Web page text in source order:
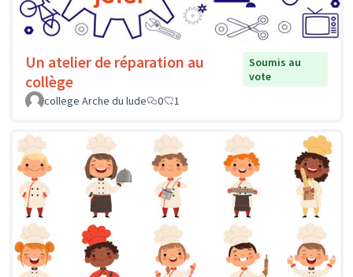
Un atelier de réparation au
collège
Soumis au
vote
college Arche du lude
0 1